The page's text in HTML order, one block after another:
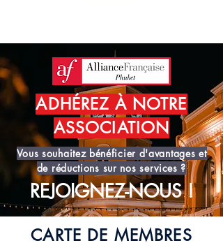
ADHÉREZ À NOTRE
ASSOCIATION
Vous souhaitez bénéficier d'avantages et
de réductions sur nos services ?
REJOIGNEZ-NOUS !
CARTE DE MEMBRES